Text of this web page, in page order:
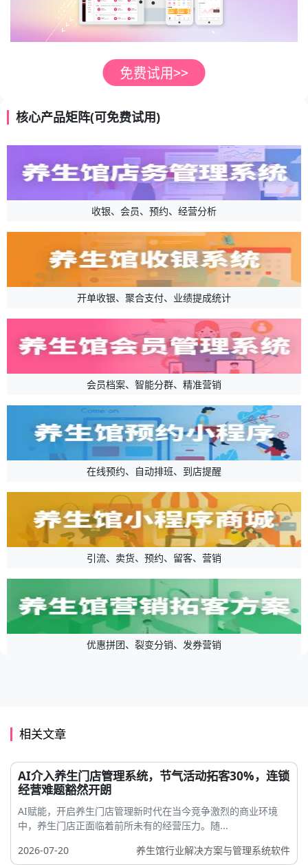
核心产品矩阵(可免费试用)
收银、会员、预约、经营分析
开单收银、聚合支付、业绩提成统计
会员档案、智能分群、精准营销
在线预约、自动排班、到店提醒
引流、卖货、预约、留客、营销
优惠拼团、裂变分销、发券营销
相关文章
AI介入养生门店管理系统，节气活动拓客30%，连锁
经营难题豁然开朗
AI赋能，开启养生门店管理新时代在当今竞争激烈的商业环境
中，养生门店正面临着前所未有的经营压力。随...
2026-07-20
养生馆行业解决方案与管理系统软件